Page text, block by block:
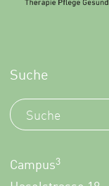
Suche
Campus3